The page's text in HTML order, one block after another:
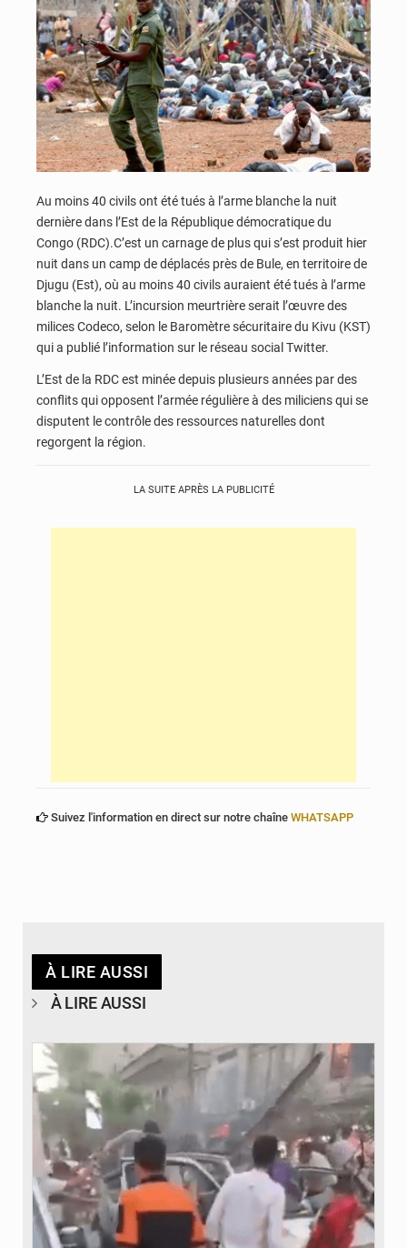
Au moins 40 civils ont été tués à l’arme blanche la nuit
dernière dans l’Est de la République démocratique du
Congo (RDC).C’est un carnage de plus qui s’est produit hier
nuit dans un camp de déplacés près de Bule, en territoire de
Djugu (Est), où au moins 40 civils auraient été tués à l’arme
blanche la nuit. L’incursion meurtrière serait l’œuvre des
milices Codeco, selon le Baromètre sécuritaire du Kivu (KST)
qui a publié l’information sur le réseau social Twitter.
L’Est de la RDC est minée depuis plusieurs années par des
conflits qui opposent l’armée régulière à des miliciens qui se
disputent le contrôle des ressources naturelles dont
regorgent la région.
LA SUITE APRÈS LA PUBLICITÉ
Suivez l'information en direct sur notre chaîne WHATSAPP
À LIRE AUSSI
À LIRE AUSSI